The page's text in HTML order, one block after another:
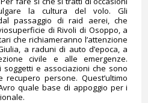
la cultura del volo. Gli
passaggio di raid aerei, che
di Rivoli di Osoppo, a
che richiameranno l’attenzione
a raduni di auto d’epoca, a
civile e alle emergenze.
e associazioni che sono
persone. Quest’ultimo
quale base di appoggio per i